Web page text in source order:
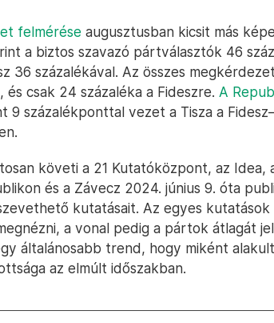
felmérése augusztusban kicsit más
a biztos szavazó pártválasztók 46
36 százalékával. Az összes
és csak 24 százaléka a Fideszre. A
9 százalékponttal vezet a Tisza a
követi a 21 Kutatóközpont, az Idea,
és a Závecz 2024. június 9. óta
kutatásait. Az egyes
a vonal pedig a pártok átlagát
általánosabb trend, hogy miként alakult
az elmúlt időszakban.